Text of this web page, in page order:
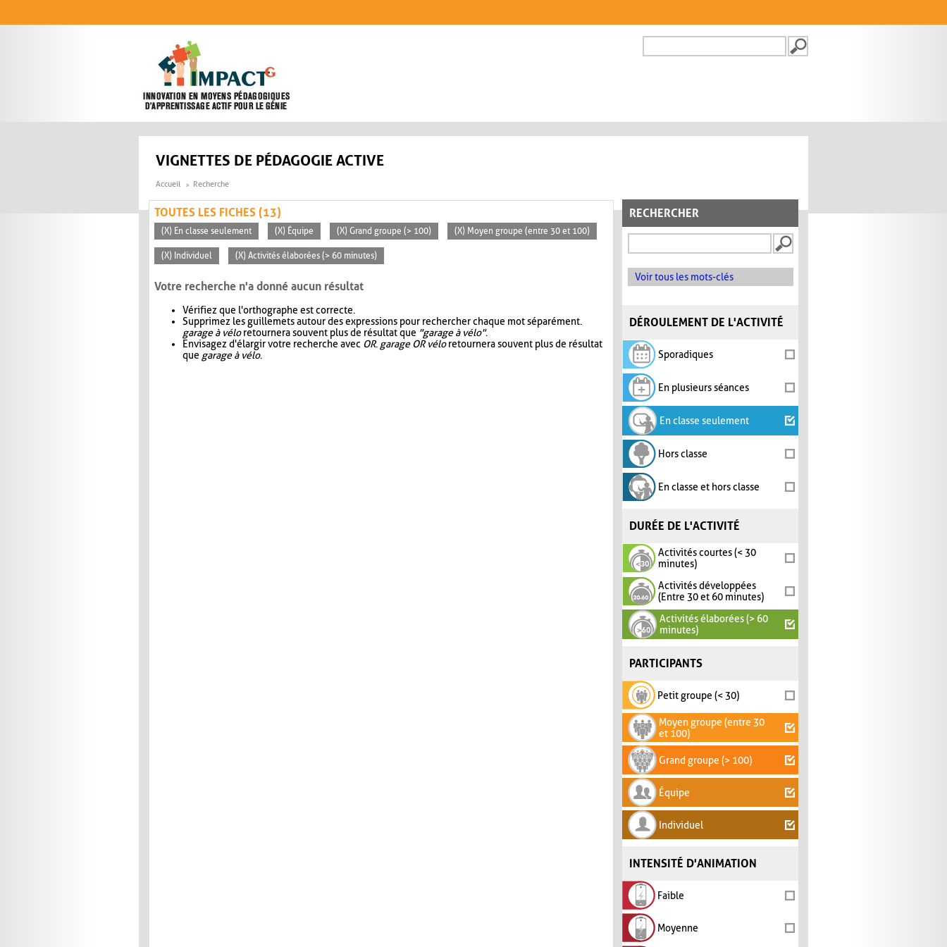
FORMULAIRE DE
VIGNETTES DE PÉDAGOGIE ACTIVE
Accueil Recherche
RECHERCHER
Voir tous les mots-clés
DÉROULEMENT DE L'ACTIVITÉ
Sporadiques
En plusieurs séances
En classe seulement
Hors classe
En classe et hors classe
DURÉE DE L'ACTIVITÉ
Activités courtes (< 30
minutes)
Activités développées
(Entre 30 et 60 minutes)
Activités élaborées (> 60
minutes)
PARTICIPANTS
Petit groupe (< 30)
Moyen groupe (entre 30
et 100)
Grand groupe (> 100)
Équipe
Individuel
INTENSITÉ D'ANIMATION
Faible
Moyenne
TOUTES LES FICHES (13)
(X) En classe seulement (X) Équipe (X) Grand groupe (> 100) (X) Moyen groupe (entre 30 et 100)
(X) Individuel (X) Activités élaborées (> 60 minutes)
Votre recherche n'a donné aucun résultat
Vérifiez que l'orthographe est correcte.
Supprimez les guillemets autour des expressions pour rechercher chaque mot séparément.
garage à véloretournera souvent plus de résultat que "garage à vélo".
Envisagez d'élargir votre recherche avec OR. garage OR véloretournera souvent plus de résultat
que garage à vélo.